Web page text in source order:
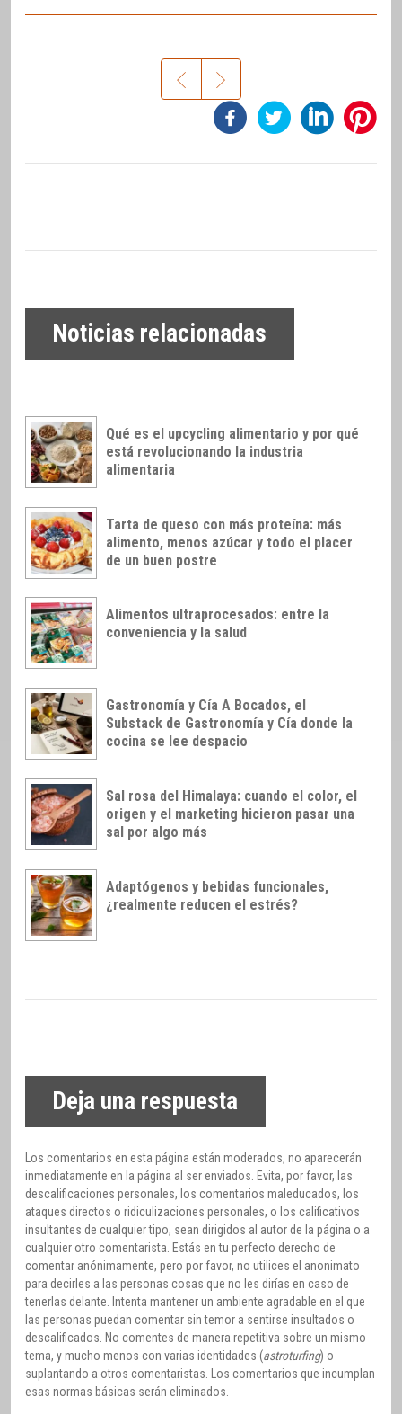
Noticias relacionadas
Qué es el upcycling alimentario y por qué
está revolucionando la industria
alimentaria
Tarta de queso con más proteína: más
alimento, menos azúcar y todo el placer
de un buen postre
Alimentos ultraprocesados: entre la
conveniencia y la salud
Gastronomía y Cía A Bocados, el
Substack de Gastronomía y Cía donde la
cocina se lee despacio
Sal rosa del Himalaya: cuando el color, el
origen y el marketing hicieron pasar una
sal por algo más
Adaptógenos y bebidas funcionales,
¿realmente reducen el estrés?
Deja una respuesta
Los comentarios en esta página están moderados, no aparecerán
inmediatamente en la página al ser enviados. Evita, por favor, las
descalificaciones personales, los comentarios maleducados, los
ataques directos o ridiculizaciones personales, o los calificativos
insultantes de cualquier tipo, sean dirigidos al autor de la página o a
cualquier otro comentarista. Estás en tu perfecto derecho de
comentar anónimamente, pero por favor, no utilices el anonimato
para decirles a las personas cosas que no les dirías en caso de
tenerlas delante. Intenta mantener un ambiente agradable en el que
las personas puedan comentar sin temor a sentirse insultados o
descalificados. No comentes de manera repetitiva sobre un mismo
tema, y mucho menos con varias identidades (astroturfing) o
suplantando a otros comentaristas. Los comentarios que incumplan
esas normas básicas serán eliminados.